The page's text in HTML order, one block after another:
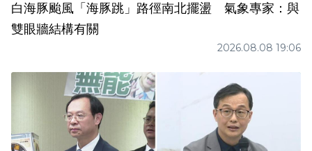
白海豚颱風「海豚跳」路徑南北擺盪 氣象專家：與
雙眼牆結構有關
2026.08.08 19:06